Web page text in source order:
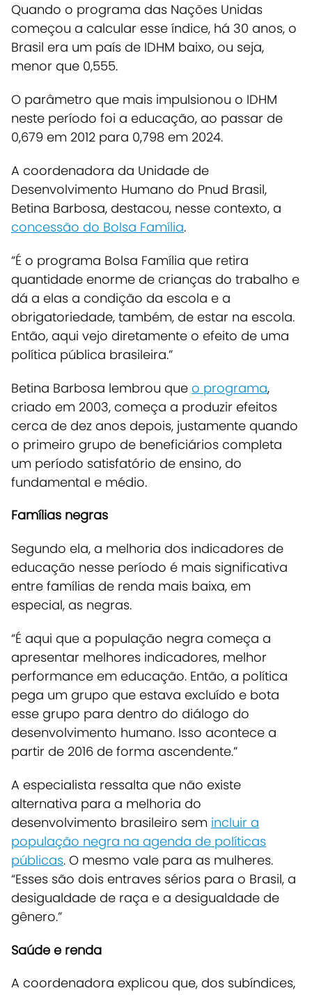
Quando o programa das Nações Unidas
começou a calcular esse índice, há 30 anos, o
Brasil era um país de IDHM baixo, ou seja,
menor que 0,555.
O parâmetro que mais impulsionou o IDHM
neste período foi a educação, ao passar de
0,679 em 2012 para 0,798 em 2024.
A coordenadora da Unidade de
Desenvolvimento Humano do Pnud Brasil,
Betina Barbosa, destacou, nesse contexto, a
concessão do Bolsa Família.
“É o programa Bolsa Família que retira
quantidade enorme de crianças do trabalho e
dá a elas a condição da escola e a
obrigatoriedade, também, de estar na escola.
Então, aqui vejo diretamente o efeito de uma
política pública brasileira.”
Betina Barbosa lembrou que o programa,
criado em 2003, começa a produzir efeitos
cerca de dez anos depois, justamente quando
o primeiro grupo de beneficiários completa
um período satisfatório de ensino, do
fundamental e médio.
Famílias negras
Segundo ela, a melhoria dos indicadores de
educação nesse período é mais significativa
entre famílias de renda mais baixa, em
especial, as negras.
“É aqui que a população negra começa a
apresentar melhores indicadores, melhor
performance em educação. Então, a política
pega um grupo que estava excluído e bota
esse grupo para dentro do diálogo do
desenvolvimento humano. Isso acontece a
partir de 2016 de forma ascendente.”
A especialista ressalta que não existe
alternativa para a melhoria do
desenvolvimento brasileiro sem incluir a
população negra na agenda de políticas
públicas. O mesmo vale para as mulheres.
“Esses são dois entraves sérios para o Brasil, a
desigualdade de raça e a desigualdade de
gênero.”
Saúde e renda
A coordenadora explicou que, dos subíndices,